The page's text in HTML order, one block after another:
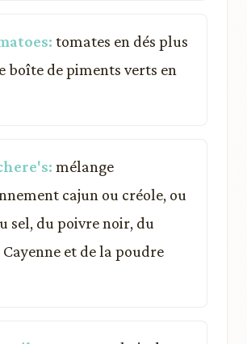
tomates en dés plus
boîte de piments verts en
mélange
cajun ou créole, ou
sel, du poivre noir, du
et de la poudre